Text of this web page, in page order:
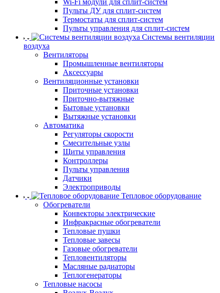
Wi-Fi модули для сплит-систем
Пульты ДУ для сплит-систем
Термостаты для сплит-систем
Пульты управления для сплит-систем
Системы вентиляции
воздуха
Вентиляторы
Промышленные вентиляторы
Аксессуары
Вентиляционные установки
Приточные установки
Приточно-вытяжные
Бытовые установки
Вытяжные установки
Автоматика
Регуляторы скорости
Смесительные узлы
Щиты управления
Контроллеры
Пульты управления
Датчики
Электроприводы
Тепловое оборудование
Обогреватели
Конвекторы электрические
Инфракрасные обогреватели
Тепловые пушки
Тепловые завесы
Газовые обогреватели
Тепловентиляторы
Масляные радиаторы
Теплогенераторы
Тепловые насосы